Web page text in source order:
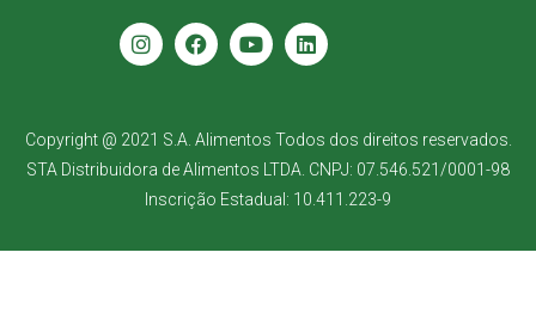
Copyright @ 2021 S.A. Alimentos Todos dos direitos reservados.
STA Distribuidora de Alimentos LTDA. CNPJ: 07.546.521/0001-98
Inscrição Estadual: 10.411.223-9